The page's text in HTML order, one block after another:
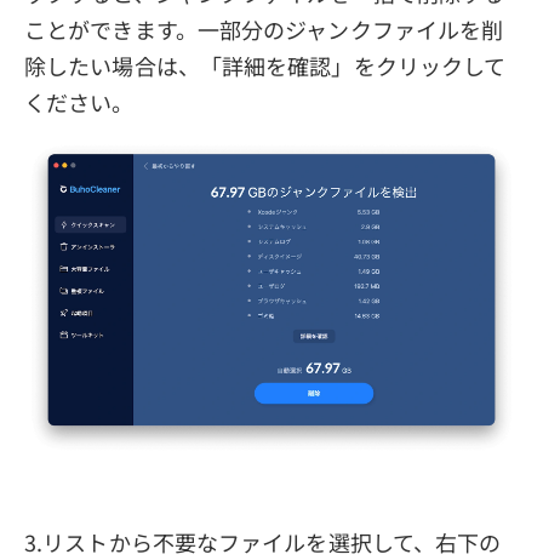
ことができます。一部分のジャンクファイルを削
除したい場合は、「詳細を確認」をクリックして
ください。
3.リストから不要なファイルを選択して、右下の